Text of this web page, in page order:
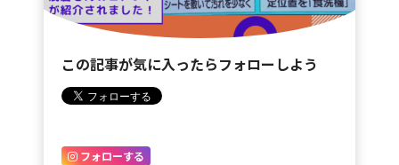
この記事が気に入ったらフォローしよう
フォローする